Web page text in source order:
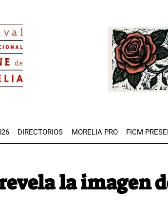
Image
DIRECTORIOS MORELIA PRO FICM
la imagen